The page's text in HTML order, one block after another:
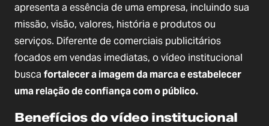
apresenta a essência de uma empresa, incluindo sua
missão, visão, valores, história e produtos ou
serviços. Diferente de comerciais publicitários
focados em vendas imediatas, o vídeo institucional
busca fortalecer a imagem da marca e estabelecer
uma relação de confiança com o público.
Benefícios do vídeo institucional